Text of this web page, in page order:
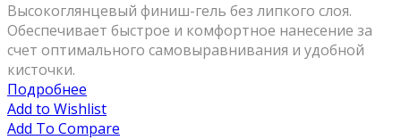
Высокоглянцевый финиш-гель без липкого слоя.
Обеспечивает быстрое и комфортное нанесение за
счет оптимального самовыравнивания и удобной
кисточки.
Подробнее
Add to Wishlist
Add To Compare